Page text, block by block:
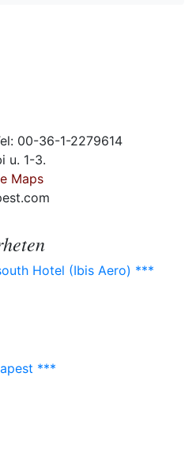
00-36-1-2279614
u. 1-3.
Maps
Hotel (Ibis Aero) ***
***